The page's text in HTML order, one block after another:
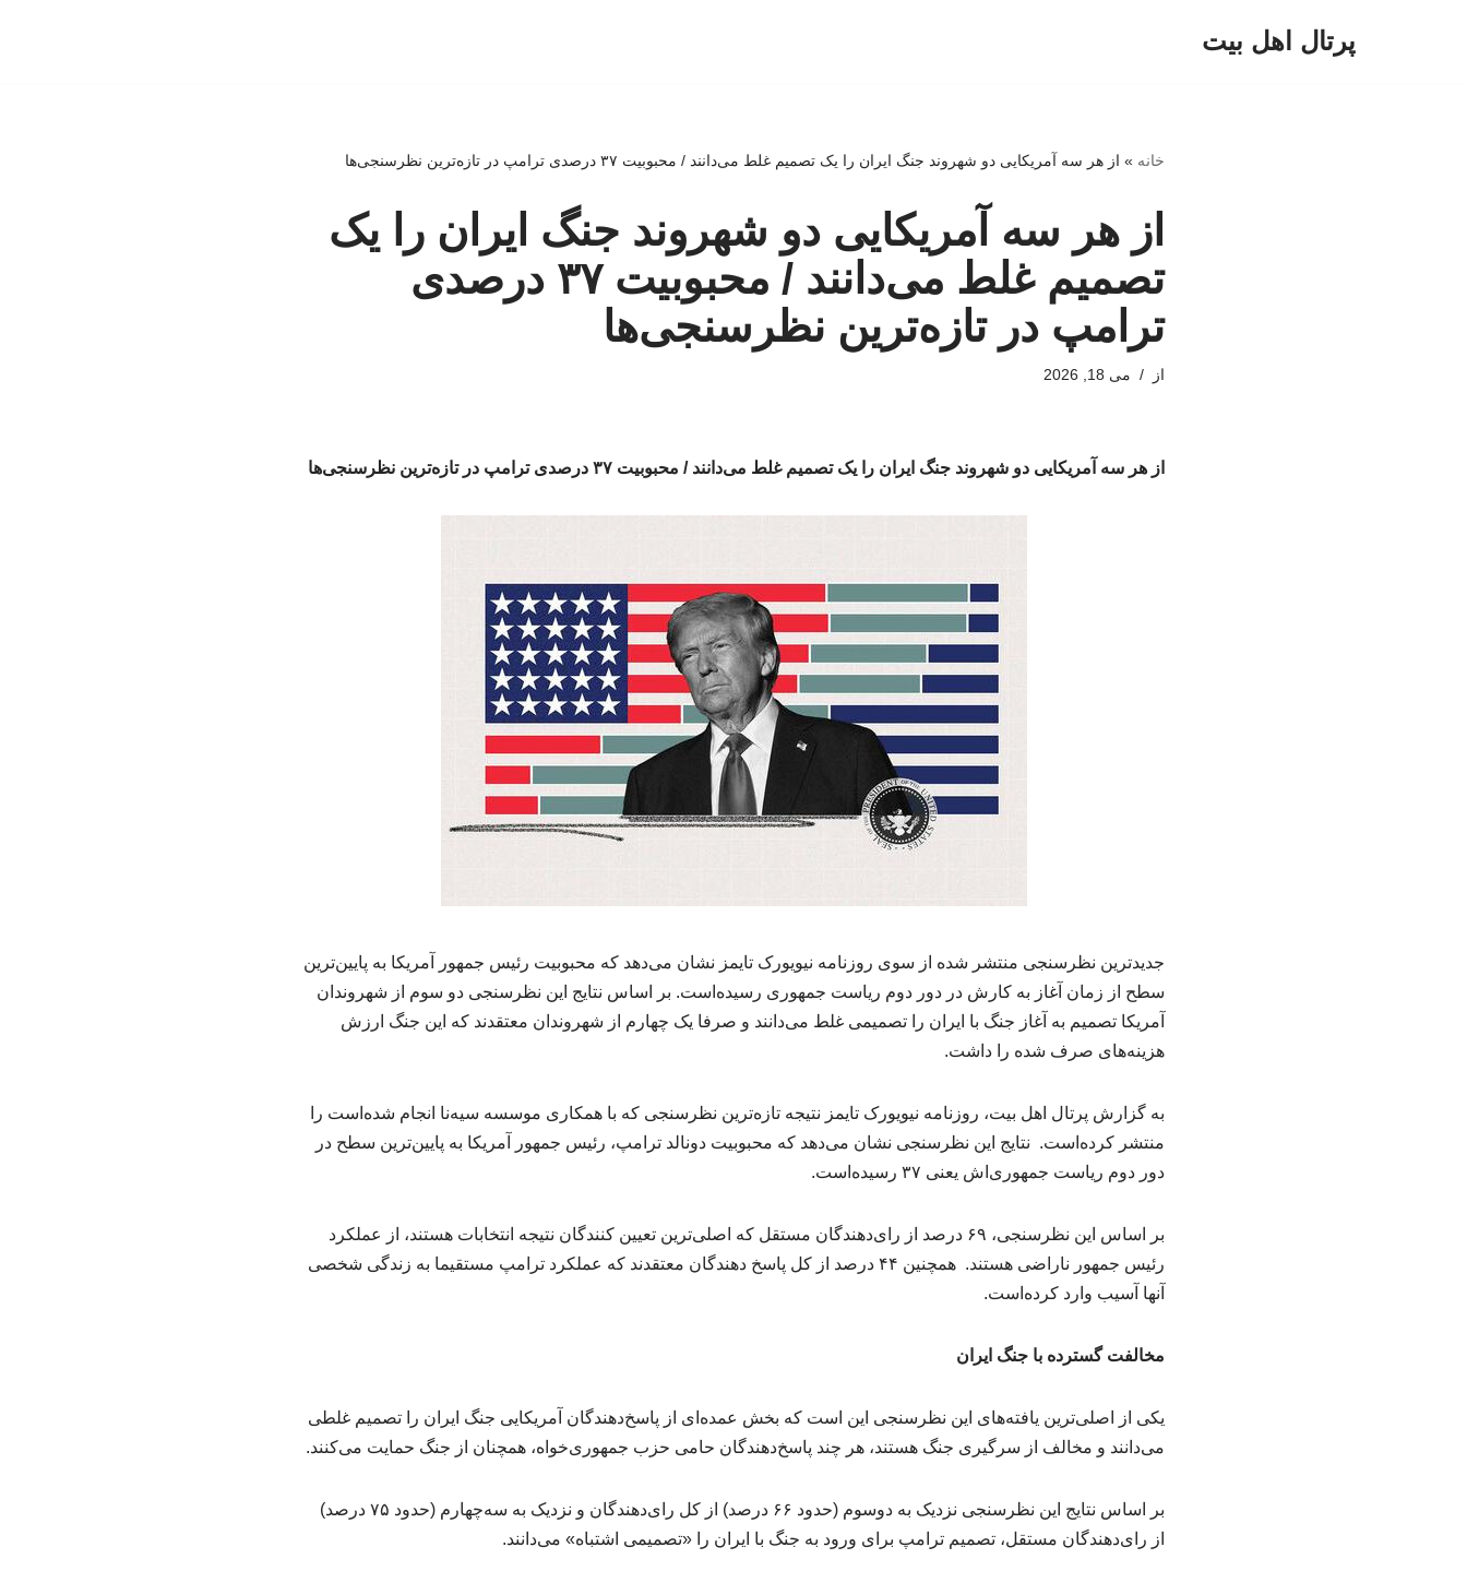
پرتال اهل بیت
خانه » از هر سه آمریکایی دو شهروند جنگ ایران را یک تصمیم غلط می‌دانند / محبوبیت ۳۷ درصدی ترامپ در تازه‌ترین نظرسنجی‌ها
از هر سه آمریکایی دو شهروند جنگ ایران را یک
تصمیم غلط می‌دانند / محبوبیت ۳۷ درصدی
ترامپ در تازه‌ترین نظرسنجی‌ها
از می 18, 2026
از هر سه آمریکایی دو شهروند جنگ ایران را یک تصمیم غلط می‌دانند / محبوبیت ۳۷ درصدی ترامپ در تازه‌ترین نظرسنجی‌ها
جدیدترین نظرسنجی منتشر شده از سوی روزنامه نیویورک تایمز نشان می‌دهد که محبوبیت رئیس جمهور آمریکا به پایین‌ترین
سطح از زمان آغاز به کارش در دور دوم ریاست جمهوری رسیده‌است. بر اساس نتایج این نظرسنجی دو سوم از شهروندان
آمریکا تصمیم به آغاز جنگ با ایران را تصمیمی غلط می‌دانند و صرفا یک چهارم از شهروندان معتقدند که این جنگ ارزش
هزینه‌های صرف شده را داشت.
به گزارش پرتال اهل بیت، روزنامه نیویورک تایمز نتیجه تازه‌ترین نظرسنجی که با همکاری موسسه سیه‌نا انجام شده‌است را
منتشر کرده‌است. نتایج این نظرسنجی نشان می‌دهد که محبوبیت دونالد ترامپ، رئیس جمهور آمریکا به پایین‌ترین سطح در
دور دوم ریاست جمهوری‌اش یعنی ۳۷ رسیده‌است.
بر اساس این نظرسنجی، ۶۹ درصد از رای‌دهندگان مستقل که اصلی‌ترین تعیین کنندگان نتیجه انتخابات هستند، از عملکرد
رئیس جمهور ناراضی هستند. همچنین ۴۴ درصد از کل پاسخ دهندگان معتقدند که عملکرد ترامپ مستقیما به زندگی شخصی
آنها آسیب وارد کرده‌است.
مخالفت گسترده با جنگ ایران
یکی از اصلی‌ترین یافته‌های این نظرسنجی این است که بخش عمده‌ای از پاسخ‌دهندگان آمریکایی جنگ ایران را تصمیم غلطی
می‌دانند و مخالف از سرگیری جنگ هستند، هر چند پاسخ‌دهندگان حامی حزب جمهوری‌خواه، همچنان از جنگ حمایت می‌کنند.
بر اساس نتایج این نظرسنجی نزدیک به دوسوم (حدود ۶۶ درصد) از کل رای‌دهندگان و نزدیک به سه‌چهارم (حدود ۷۵ درصد)
از رای‌دهندگان مستقل، تصمیم ترامپ برای ورود به جنگ با ایران را «تصمیمی اشتباه» می‌دانند.